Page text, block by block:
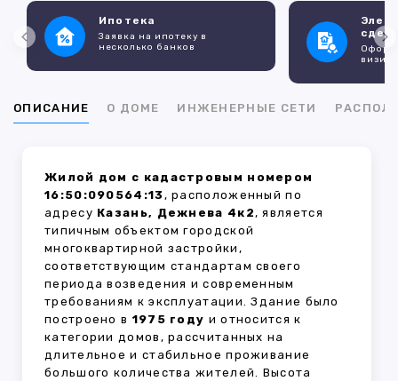
Ипотека
Заявка на ипотеку в
несколько банков
ОПИСАНИЕ О ДОМЕ ИНЖЕНЕРНЫЕ СЕТИ
Жилой дом с кадастровым номером
16:50:090564:13 , расположенный по
адресу Казань, Дежнева 4к2, является
типичным объектом городской
многоквартирной застройки,
соответствующим стандартам своего
периода возведения и современным
требованиям к эксплуатации. Здание было
построено в 1975 году и относится к
категории домов, рассчитанных на
длительное и стабильное проживание
большого количества жителей. Высота